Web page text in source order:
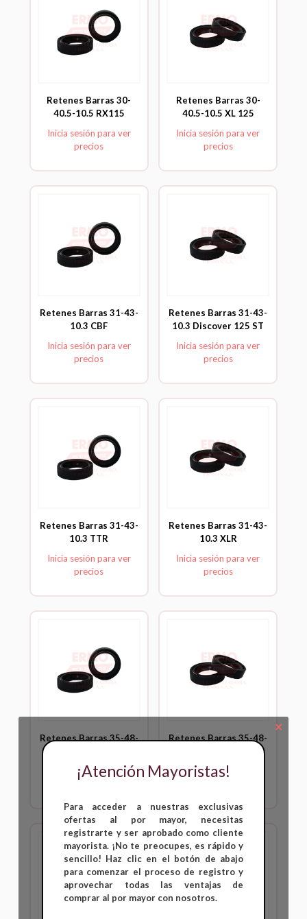
Retenes Barras 30-
40.5-10.5 RX115
Inicia sesión para ver
precios
Retenes Barras 30-
40.5-10.5 XL 125
Inicia sesión para ver
precios
Retenes Barras 31-43-
10.3 CBF
Inicia sesión para ver
precios
Retenes Barras 31-43-
10.3 Discover 125 ST
Inicia sesión para ver
precios
Retenes Barras 31-43-
10.3 TTR
Inicia sesión para ver
precios
Retenes Barras 31-43-
10.3 XLR
Inicia sesión para ver
precios
Retenes Barras 35-48-
Inicia sesión para ver
precios
Retenes Barras 35-48-
Inicia sesión para ver
✕
¡Atención Mayoristas!
Para acceder a nuestras exclusivas
ofertas al por mayor, necesitas
registrarte y ser aprobado como cliente
mayorista. ¡No te preocupes, es rápido y
sencillo! Haz clic en el botón de abajo
para comenzar el proceso de registro y
aprovechar todas las ventajas de
comprar al por mayor con nosotros.